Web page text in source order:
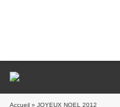
Accueil » JOYEUX NOEL 2012